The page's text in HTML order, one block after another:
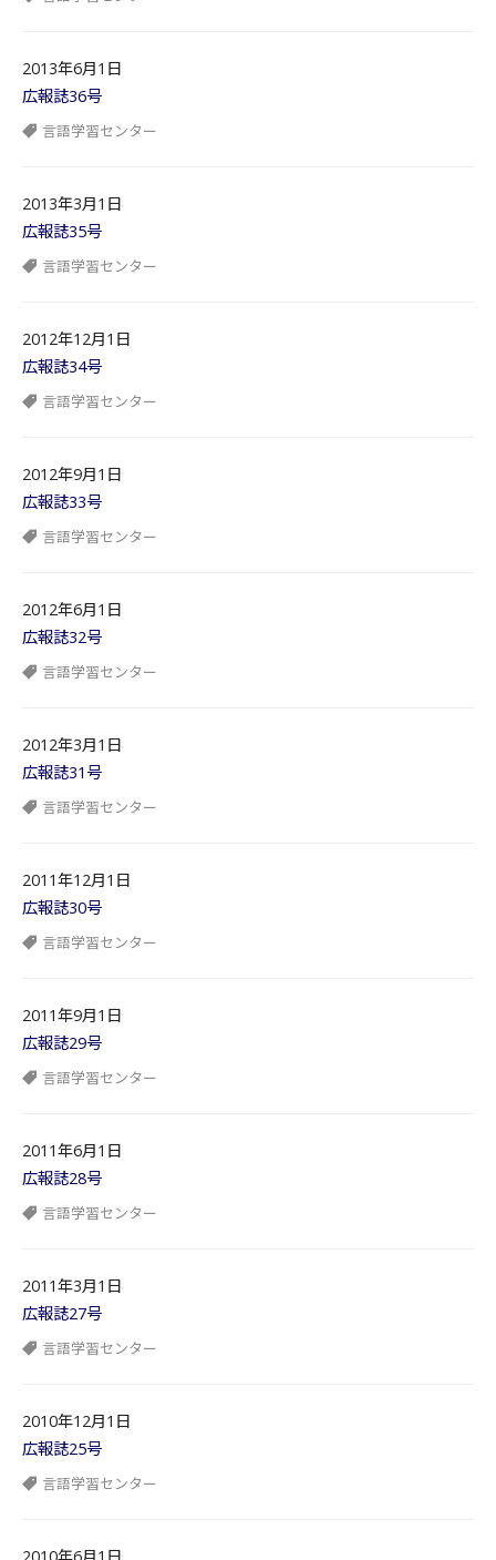
2013年6月1日
広報誌36号
言語学習センター
2013年3月1日
広報誌35号
言語学習センター
2012年12月1日
広報誌34号
言語学習センター
2012年9月1日
広報誌33号
言語学習センター
2012年6月1日
広報誌32号
言語学習センター
2012年3月1日
広報誌31号
言語学習センター
2011年12月1日
広報誌30号
言語学習センター
2011年9月1日
広報誌29号
言語学習センター
2011年6月1日
広報誌28号
言語学習センター
2011年3月1日
広報誌27号
言語学習センター
2010年12月1日
広報誌25号
言語学習センター